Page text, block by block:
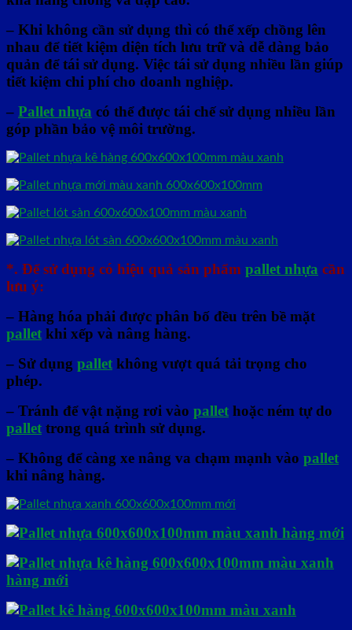
– Khi không cần sử dụng thì có thể xếp chồng lên
nhau để tiết kiệm diện tích lưu trữ và dễ dàng bảo
quản để tái sử dụng. Việc tái sử dụng nhiều lần giúp
tiết kiệm chi phí cho doanh nghiệp.
– Pallet nhựa có thể được tái chế sử dụng nhiều lần
góp phần bảo vệ môi trường.
*. Để sử dụng có hiệu quả sản phẩm pallet nhựa cần
lưu ý:
– Hàng hóa phải được phân bố đều trên bề mặt
pallet khi xếp và nâng hàng.
– Sử dụng pallet không vượt quá tải trọng cho
phép.
– Tránh để vật nặng rơi vào pallet hoặc ném tự do
pallet trong quá trình sử dụng.
– Không để càng xe nâng va chạm mạnh vào pallet
khi nâng hàng.